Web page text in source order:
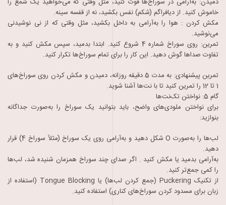
خاموش کنید. از دیافراگم (شکم) نفس بکشید، نه از قفسه سینه.
مکش کردن : هوا را به‌آرامی به داخل بکشید، مثل وقتی که از نی نوشیدنی
می‌نوشید.
تمرین: روی سوراخ شماره 4 شروع کنید. ابتدا بدمید، سپس مکش کنید و به
تفاوت صداها گوش دهید. این کار را برای تمام سوراخ‌ها تکرار کنید.
تمرین پیشنهادی: به مدت 5 دقیقه روزانه، دمیدن و مکش کردن روی سوراخ‌های
1 تا 12 را تمرین کنید تا با نت‌ها آشنا شوید.
گام 5: نواختن تک‌نت‌ها
برای نواختن ملودی‌های واضح، باید بتوانید یک سوراخ را به‌صورت جداگانه
بنوازید:
لب‌ها را به‌صورت O شکل دهید و به‌آرامی روی یک سوراخ (مثلاً سوراخ 4) قرار
دهید.
به‌آرامی بدمید یا مکش کنید . اگر صدای چند سوراخ همزمان شنیده شد، لب‌ها
را کمی جمع‌تر کنید.
از تکنیک Puckering (جمع کردن لب‌ها) یا Tongue Blocking (استفاده از
زبان برای مسدود کردن سوراخ‌های کناری) استفاده کنید.